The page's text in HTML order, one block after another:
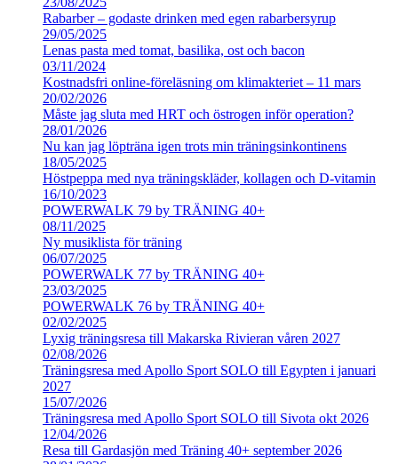
Rabarber – godaste drinken med egen rabarbersyrup
29/05/2025
Lenas pasta med tomat, basilika, ost och bacon
03/11/2024
Kostnadsfri online-föreläsning om klimakteriet – 11 mars
20/02/2026
Måste jag sluta med HRT och östrogen inför operation?
28/01/2026
Nu kan jag löpträna igen trots min träningsinkontinens
18/05/2025
Höstpeppa med nya träningskläder, kollagen och D-vitamin
16/10/2023
POWERWALK 79 by TRÄNING 40+
08/11/2025
Ny musiklista för träning
06/07/2025
POWERWALK 77 by TRÄNING 40+
23/03/2025
POWERWALK 76 by TRÄNING 40+
02/02/2025
Lyxig träningsresa till Makarska Rivieran våren 2027
02/08/2026
Träningsresa med Apollo Sport SOLO till Egypten i januari
2027
15/07/2026
Träningsresa med Apollo Sport SOLO till Sivota okt 2026
12/04/2026
Resa till Gardasjön med Träning 40+ september 2026